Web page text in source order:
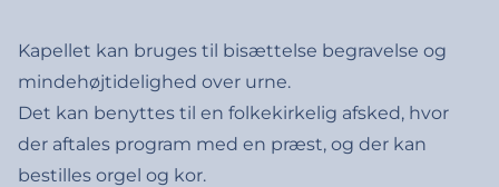
Kapellet kan bruges til bisættelse begravelse og
mindehøjtidelighed over urne.
Det kan benyttes til en folkekirkelig afsked, hvor
der aftales program med en præst, og der kan
bestilles orgel og kor.